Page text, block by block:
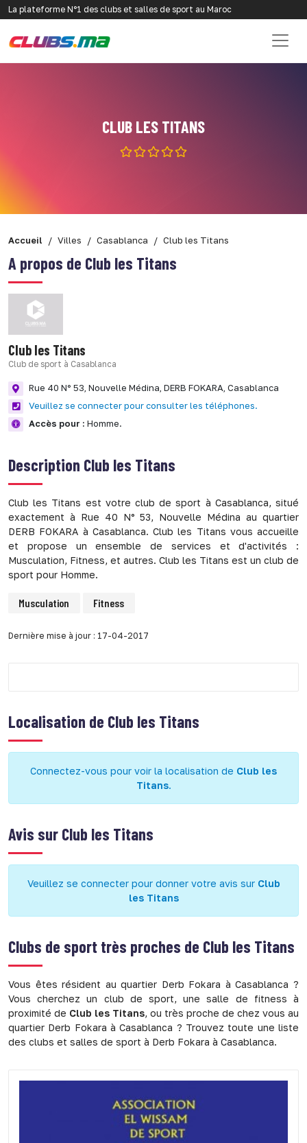
La plateforme N°1 des clubs et salles de sport au Maroc
CLUB LES TITANS
Accueil Villes Casablanca Club les Titans
A propos de Club les Titans
Club les Titans
Club de sport à Casablanca
Rue 40 N° 53, Nouvelle Médina, DERB FOKARA, Casablanca
Veuillez se connecter pour consulter les téléphones.
Accès pour : Homme.
Description Club les Titans
Club les Titans est votre club de sport à Casablanca, situé
exactement à Rue 40 N° 53, Nouvelle Médina au quartier
DERB FOKARA à Casablanca. Club les Titans vous accueille
et propose un ensemble de services et d'activités :
Musculation, Fitness, et autres. Club les Titans est un club de
sport pour Homme.
Musculation Fitness
Dernière mise à jour : 17-04-2017
Localisation de Club les Titans
Connectez-vous pour voir la localisation de Club les
Titans.
Avis sur Club les Titans
Veuillez se connecter pour donner votre avis sur Club
les Titans
Clubs de sport très proches de Club les Titans
Vous êtes résident au quartier Derb Fokara à Casablanca ?
Vous cherchez un club de sport, une salle de fitness à
proximité de Club les Titans, ou très proche de chez vous au
quartier Derb Fokara à Casablanca ? Trouvez toute une liste
des clubs et salles de sport à Derb Fokara à Casablanca.